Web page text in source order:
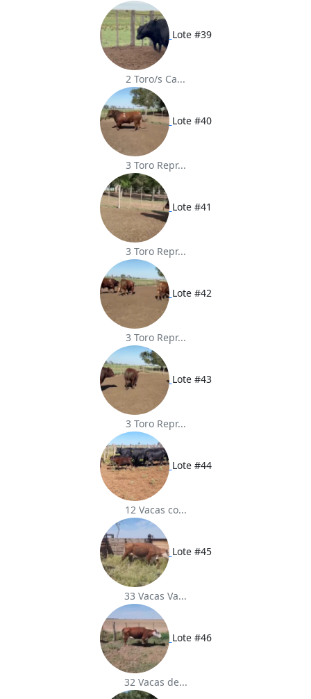
Lote #39
2 Toro/s Ca...
Lote #40
3 Toro Repr...
Lote #41
3 Toro Repr...
Lote #42
3 Toro Repr...
Lote #43
3 Toro Repr...
Lote #44
12 Vacas co...
Lote #45
33 Vacas Va...
Lote #46
32 Vacas de...